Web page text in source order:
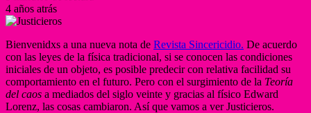
4 años atrás
Bienvenidxs a una nueva nota de Revista Sincericidio. De acuerdo
con las leyes de la física tradicional, si se conocen las condiciones
iniciales de un objeto, es posible predecir con relativa facilidad su
comportamiento en el futuro. Pero con el surgimiento de la Teoría
del caos a mediados del siglo veinte y gracias al físico Edward
Lorenz, las cosas cambiaron. Así que vamos a ver Justicieros.